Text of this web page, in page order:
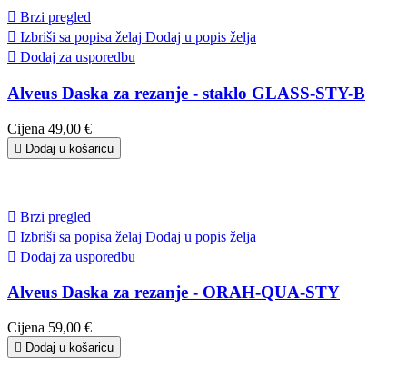
 Brzi pregled
 Izbriši sa popisa želaj Dodaj u popis želja
 Dodaj za usporedbu
Alveus Daska za rezanje - staklo GLASS-STY-B
Cijena 49,00 €
 Dodaj u košaricu
 Brzi pregled
 Izbriši sa popisa želaj Dodaj u popis želja
 Dodaj za usporedbu
Alveus Daska za rezanje - ORAH-QUA-STY
Cijena 59,00 €
 Dodaj u košaricu